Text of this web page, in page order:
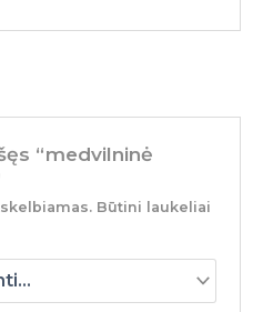
“medvilninė
Būtini laukeliai